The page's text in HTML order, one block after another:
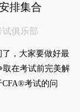
排集合
俱乐部
，大家要做好最
取在考试前完美解
考试的问